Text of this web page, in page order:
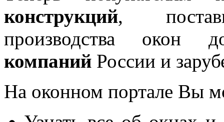
конструкций,
производства окон
компаний России и
На оконном портале Вы